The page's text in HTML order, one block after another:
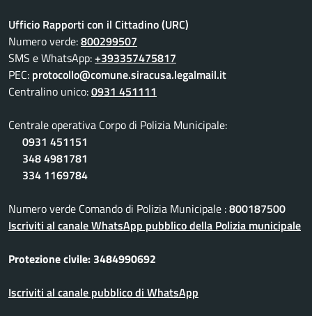
Ufficio Rapporti con il Cittadino (URC)
Numero verde:800299507
SMS e WhatsApp:+393357475817
PEC: protocollo@comune.siracusa.legalmail.it
Centralino unico:0931 451111
Centrale operativa Corpo di Polizia Municipale:
0931 451151
348 4981781
334 1169784
Numero verde Comando di Polizia Municipale :800187500
Iscriviti al canale WhatsApp pubblico della Polizia municipale
Protezione civile: 3484990692
Iscriviti al canale pubblico di WhatsApp